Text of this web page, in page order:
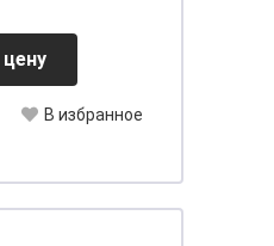
В избранное